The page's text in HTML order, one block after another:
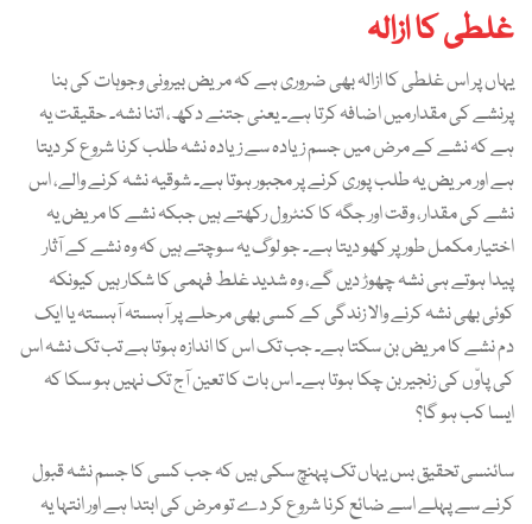
غلطی کا ازالہ
یہاں پر اس غلطی کا ازالہ بھی ضروری ہے کہ مریض بیرونی وجوہات کی بنا
پرنشے کی مقدارمیں اضافہ کرتا ہے۔ یعنی جتنے دکھ، اتنا نشہ۔ حقیقت یہ
ہے کہ نشے کے مرض میں جسم زیادہ سے زیادہ نشہ طلب کرنا شروع کر دیتا
ہے اور مریض یہ طلب پوری کرنے پر مجبور ہوتا ہے۔ شوقیہ نشہ کرنے والے، اس
نشے کی مقدار، وقت اور جگہ کا کنٹرول رکھتے ہیں جبکہ نشے کا مریض یہ
اختیار مکمل طورپر کھو دیتا ہے۔ جو لوگ یہ سوچتے ہیں کہ وہ نشے کے آثار
پیدا ہوتے ہی نشہ چھوڑ دیں گے، وہ شدید غلط فہمی کا شکار ہیں کیونکہ
کوئی بھی نشہ کرنے والا زندگی کے کسی بھی مرحلے پر آہستہ آہستہ یا ایک
دم نشے کا مریض بن سکتا ہے۔ جب تک اس کا اندازہ ہوتا ہے تب تک نشہ اس
کی پاوّں کی زنجیر بن چکا ہوتا ہے۔ اس بات کا تعین آج تک نہیں ہو سکا کہ
ایسا کب ہو گا؟
سائنسی تحقیق بس یہاں تک پہنچ سکی ہیں کہ جب کسی کا جسم نشہ قبول
کرنے سے پہلے اسے ضائع کرنا شروع کر دے تو مرض کی ابتدا ہے اور انتہا یہ